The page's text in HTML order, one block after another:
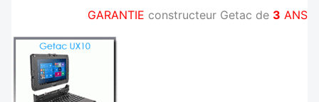
GARANTIE constructeur Getac de 3 ANS